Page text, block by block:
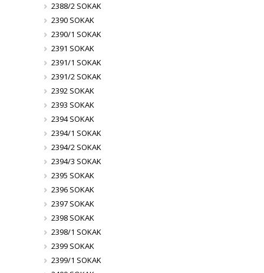
2388/2 SOKAK
2390 SOKAK
2390/1 SOKAK
2391 SOKAK
2391/1 SOKAK
2391/2 SOKAK
2392 SOKAK
2393 SOKAK
2394 SOKAK
2394/1 SOKAK
2394/2 SOKAK
2394/3 SOKAK
2395 SOKAK
2396 SOKAK
2397 SOKAK
2398 SOKAK
2398/1 SOKAK
2399 SOKAK
2399/1 SOKAK